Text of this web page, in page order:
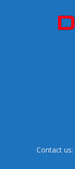
Contact us: